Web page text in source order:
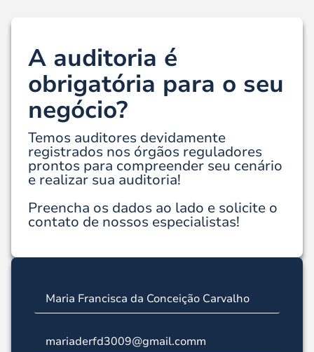
A auditoria é
obrigatória para o seu
negócio?
Temos auditores devidamente
registrados nos órgãos reguladores
prontos para compreender seu cenário
e realizar sua auditoria!
Preencha os dados ao lado e solicite o
contato de nossos especialistas!